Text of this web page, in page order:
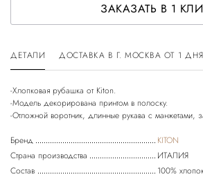
ЗАКАЗАТЬ В 1
ДЕТАЛИ ДОСТАВКА В Г. МОСКВА ОТ 1 ДНЯ
-Хлопковая рубашка от Kiton.
-Модель декорирована принтом в полоску.
Бренд
KITON
Страна производства
ИТАЛИЯ
Состав
100%